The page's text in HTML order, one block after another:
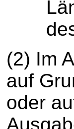
(2) Im
auf
oder